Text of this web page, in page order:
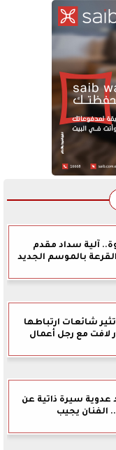
آلية سداد مقدم
بالموسم الجديد
شائعات ارتباطها
لافت مع رجل أعمال
سيرة ذاتية عن
الفنان يجيب